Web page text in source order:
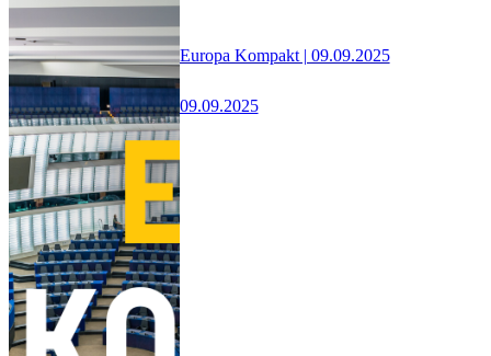
Europa Kompakt | 09.09.2025
09.09.2025